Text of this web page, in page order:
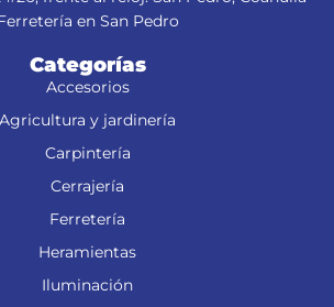
en San Pedro
Categorías
Accesorios
Agricultura y jardinería
Carpintería
Cerrajería
Ferretería
Heramientas
Iluminación